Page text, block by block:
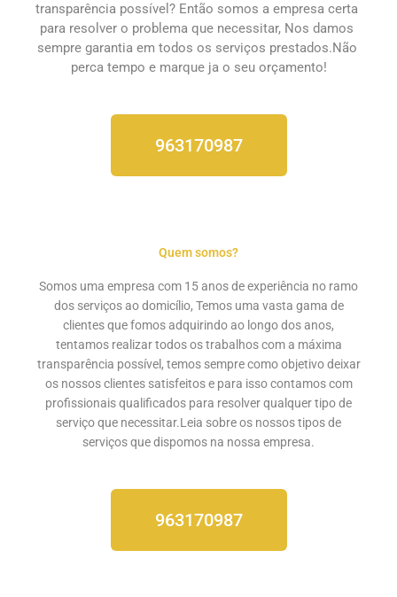
transparência possível? Então somos a empresa certa
para resolver o problema que necessitar, Nos damos
sempre garantia em todos os serviços prestados.Não
perca tempo e marque ja o seu orçamento!
963170987
Quem somos?
Somos uma empresa com 15 anos de experiência no ramo
dos serviços ao domicílio, Temos uma vasta gama de
clientes que fomos adquirindo ao longo dos anos,
tentamos realizar todos os trabalhos com a máxima
transparência possível, temos sempre como objetivo deixar
os nossos clientes satisfeitos e para isso contamos com
profissionais qualificados para resolver qualquer tipo de
serviço que necessitar.Leia sobre os nossostipos de
serviçosque dispomos na nossa empresa.
963170987